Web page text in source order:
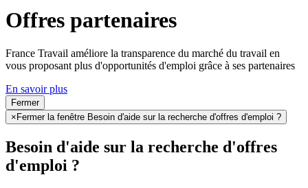
Offres partenaires
France Travail améliore la transparence du marché du travail en
vous proposant plus d'opportunités d'emploi grâce à ses partenaires
En savoir plus
Fermer
× Fermer la fenêtre Besoin d'aide sur la recherche d'offres d'emploi ?
Besoin d'aide sur la recherche d'offres
d'emploi ?